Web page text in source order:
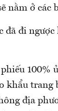
nằm ở các
đi ngược
100%
khẩu trang
địa